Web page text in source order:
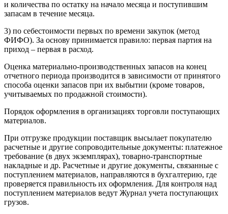
и количества по остатку на начало месяца и поступившим
запасам в течение месяца.
3) по себестоимости первых по времени закупок (метод
ФИФО). За основу принимается правило: первая партия на
приход – первая в расход.
Оценка материально-производственных запасов на конец
отчетного периода производится в зависимости от принятого
способа оценки запасов при их выбытии (кроме товаров,
учитываемых по продажной стоимости).
Порядок оформления в организациях торговли поступающих
материалов.
При отгрузке продукции поставщик высылает покупателю
расчетные и другие сопроводительные документы: платежное
требование (в двух экземплярах), товарно-транспортные
накладные и др. Расчетные и другие документы, связанные с
поступлением материалов, направляются в бухгалтерию, где
проверяется правильность их оформления. Для контроля над
поступлением материалов ведут Журнал учета поступающих
грузов.